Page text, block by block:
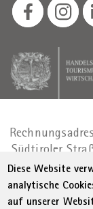
Südtiroler
Diese Website
analytische
auf unserer